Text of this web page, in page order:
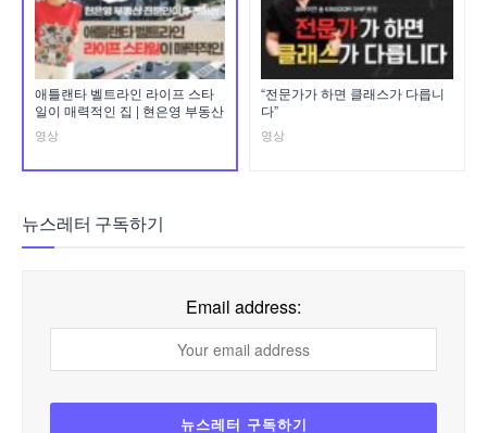
애틀랜타 벨트라인 라이프 스타
일이 매력적인 집 | 현은영 부동산
영상
“전문가가 하면 클래스가 다릅니
다”
영상
뉴스레터 구독하기
Email address: